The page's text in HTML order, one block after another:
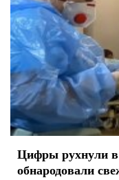
Цифры рухнули
обнародовали